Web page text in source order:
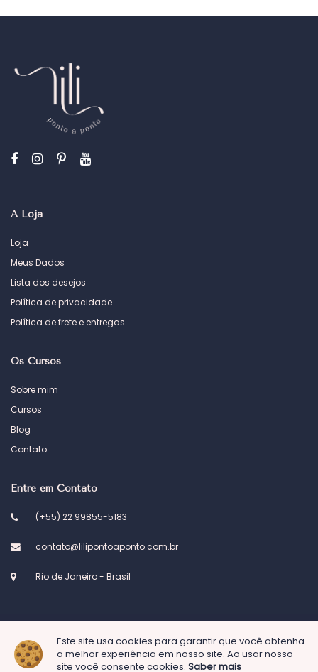
Este site usa cookies para garantir que você obtenha
a melhor experiência em nosso site. Ao usar nosso
site você consente cookies. Saber mais
A Loja
Loja
Meus Dados
Lista dos desejos
Política de privacidade
Política de frete e entregas
Os Cursos
Sobre mim
Cursos
Blog
Contato
Entre em Contato
(+55) 22 99855-5183
contato@lilipontoaponto.com.br
Rio de Janeiro - Brasil
© 2023 Atelier Lili ponto a ponto. Desenvolvido porKel Designs